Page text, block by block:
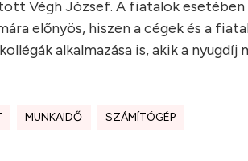
Végh József. A fiatalok
előnyös, hiszen a cégek és a
alkalmazása is, akik a nyugdíj
MUNKAIDŐ SZÁMÍTÓGÉP